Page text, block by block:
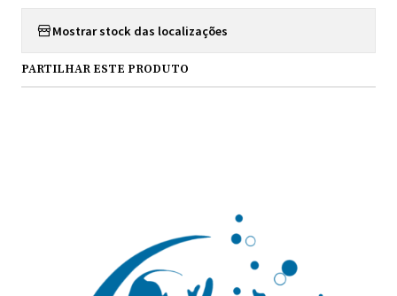
Mostrar stock das localizações
PARTILHAR ESTE PRODUTO